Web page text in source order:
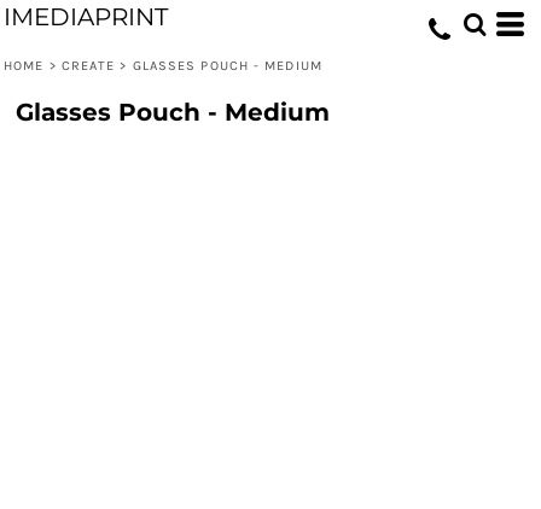
IMEDIAPRINT
HOME > CREATE > GLASSES POUCH - MEDIUM
Glasses Pouch - Medium